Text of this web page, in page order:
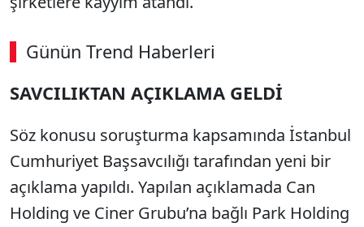
Günün Trend Haberleri
00:02 / 08:15
SAVCILIKTAN AÇIKLAMA GELDİ
Söz konusu soruşturma kapsamında İstanbul
Cumhuriyet Başsavcılığı tarafından yeni bir
açıklama yapıldı. Yapılan açıklamada Can
Holding ve Ciner Grubu’na bağlı Park Holding